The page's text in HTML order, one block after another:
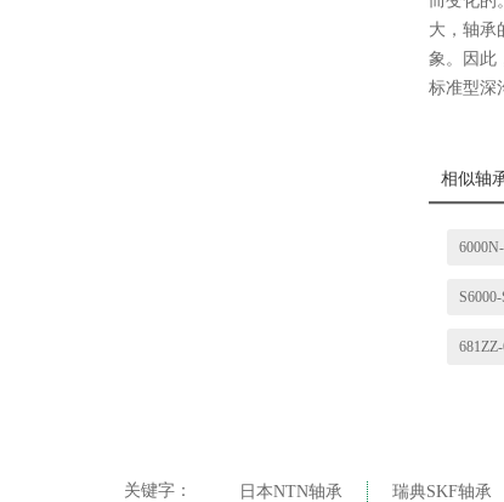
大，轴承
象。因此
标准型深
相似轴
关键字： 日本NTN轴承 瑞典SKF轴承